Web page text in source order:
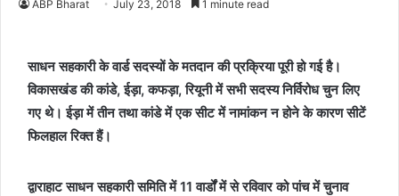
ABP Bharat July 23, 2018 1 minute read
साधन सहकारी के वार्ड सदस्यों के मतदान की प्रक्रिया पूरी हो गई है।
विकासखंड की कांडे, ईड़ा, कफड़ा, रियूनी में सभी सदस्य निर्विरोध चुन लिए
गए थे। ईड़ा में तीन तथा कांडे में एक सीट में नामांकन न होने के कारण सीटें
फिलहाल रिक्त हैं।
द्वाराहाट साधन सहकारी समिति में 11 वार्डों में से रविवार को पांच में चुनाव